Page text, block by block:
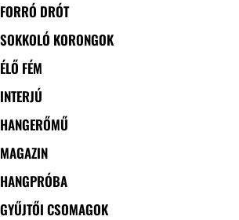
FORRÓ DRÓT
SOKKOLÓ KORONGOK
ÉLŐ FÉM
INTERJÚ
HANGERŐMŰ
MAGAZIN
HANGPRÓBA
GYŰJTŐI CSOMAGOK